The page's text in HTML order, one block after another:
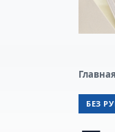
Главная
БЕЗ